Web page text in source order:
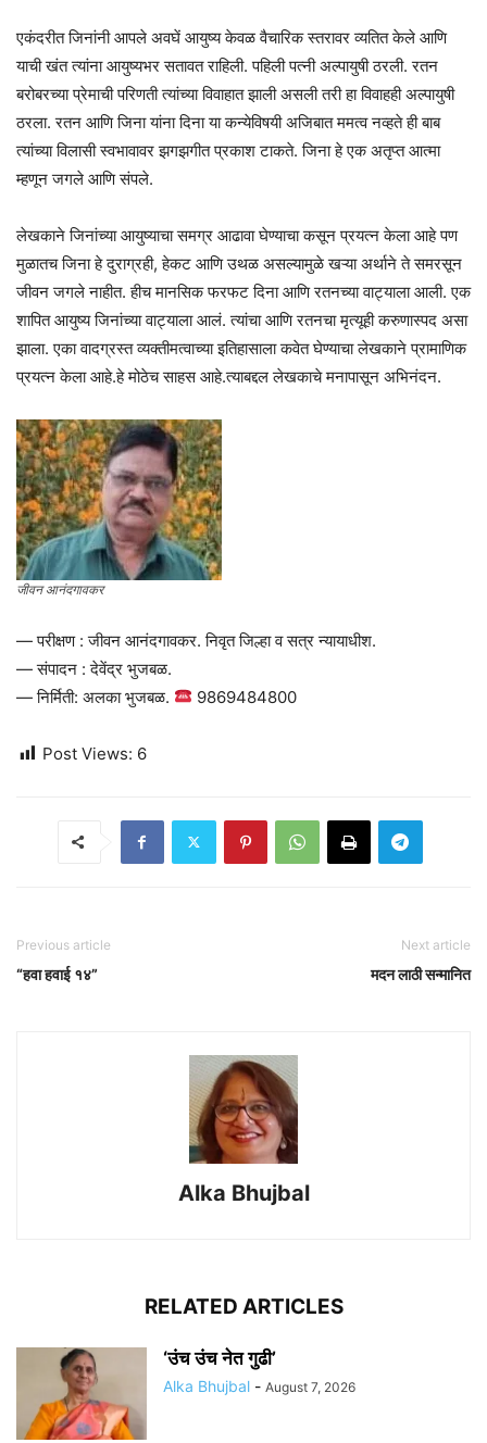
एकंदरीत जिनांनी आपले अवघें आयुष्य केवळ वैचारिक स्तरावर व्यतित केले आणि
याची खंत त्यांना आयुष्यभर सतावत राहिली. पहिली पत्नी अल्पायुषी ठरली. रतन
बरोबरच्या प्रेमाची परिणती त्यांच्या विवाहात झाली असली तरी हा विवाहही अल्पायुषी
ठरला. रतन आणि जिना यांना दिना या कन्येविषयी अजिबात ममत्व नव्हते ही बाब
त्यांच्या विलासी स्वभावावर झगझगीत प्रकाश टाकते. जिना हे एक अतृप्त आत्मा
म्हणून जगले आणि संपले.
लेखकाने जिनांच्या आयुष्याचा समग्र आढावा घेण्याचा कसून प्रयत्न केला आहे पण
मुळातच जिना हे दुराग्रही, हेकट आणि उथळ असल्यामुळे खऱ्या अर्थाने ते समरसून
जीवन जगले नाहीत. हीच मानसिक फरफट दिना आणि रतनच्या वाट्याला आली. एक
शापित आयुष्य जिनांच्या वाट्याला आलं. त्यांचा आणि रतनचा मृत्यूही करुणास्पद असा
झाला. एका वादग्रस्त व्यक्तीमत्वाच्या इतिहासाला कवेत घेण्याचा लेखकाने प्रामाणिक
प्रयत्न केला आहे.हे मोठेच साहस आहे.त्याबद्दल लेखकाचे मनापासून अभिनंदन.
जीवन आनंदगावकर
— परीक्षण : जीवन आनंदगावकर. निवृत जिल्हा व सत्र न्यायाधीश.
— संपादन : देवेंद्र भुजबळ.
— निर्मिती: अलका भुजबळ.
9869484800
Post Views: 6
Previous article
“हवा हवाई १४”
Next article
मदन लाठी सन्मानित
Alka Bhujbal
RELATED ARTICLES
‘उंच उंच नेत गुढी’
Alka Bhujbal - August 7, 2026